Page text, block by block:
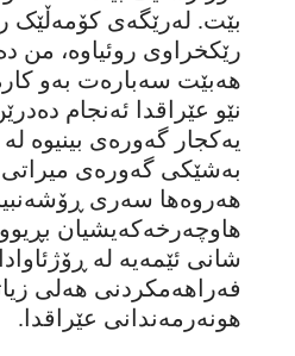
بێت. لەرێگەی کۆمەڵێک
رێکخراوی روئیاوە، من
هەبێت سەبارەت بەو
نێو عێراقدا ئەنجام
یەکجار گەورەی بینیوە
بەشێکی گەورەی میراتی
هەروەها سەری
هاوچەرخەکەیشیان
شانی ئێمەیە لە
فەراهەمکردنی هەلی
هونەرمەندانی عێراقدا.